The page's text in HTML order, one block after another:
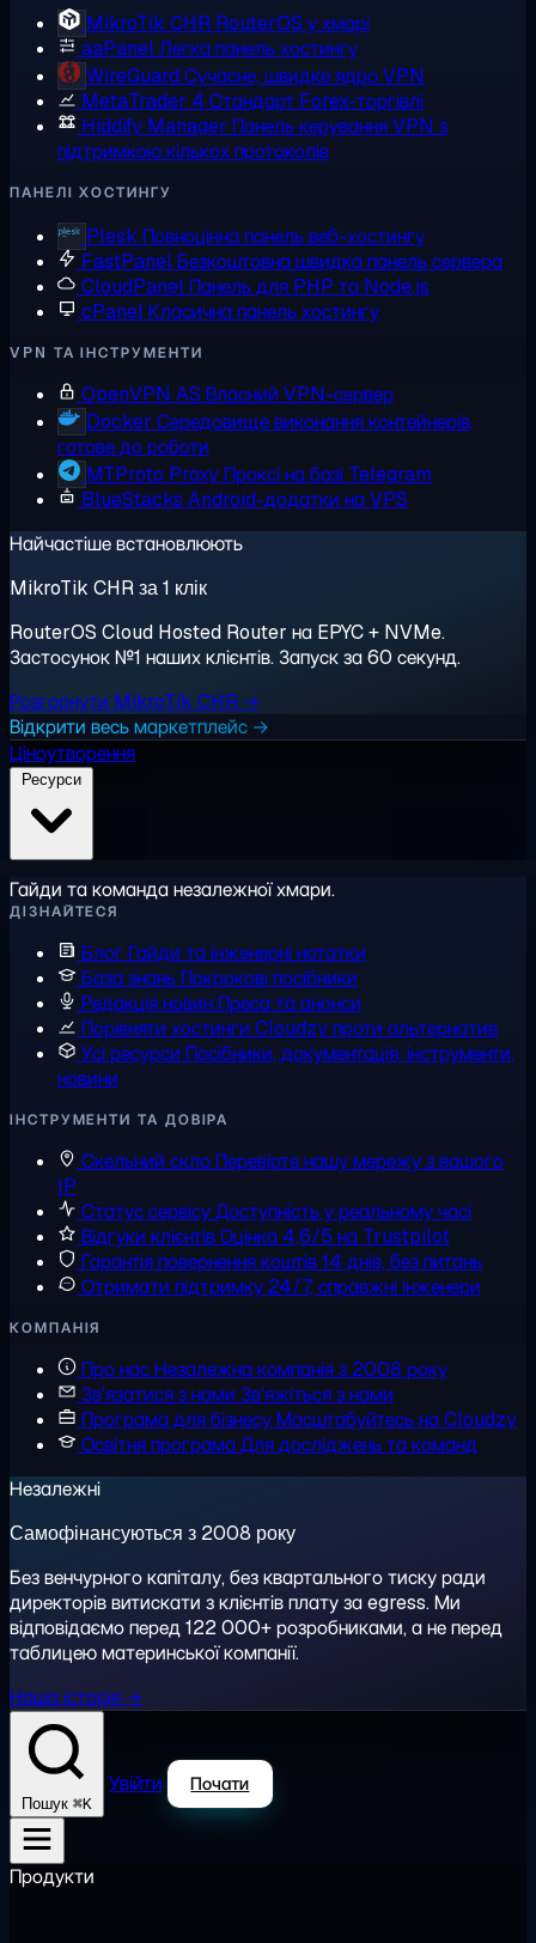
MikroTik CHR RouterOS у хмарі
aaPanelЛегка панель хостингу
WireGuard Сучасне, швидке ядро VPN
MetaTrader 4 Стандарт Forex-торгівлі
Hiddify Manager Панель керування VPN з
підтримкою кількох протоколів
ПАНЕЛІ ХОСТИНГУ
Plesk Повноцінна панель веб-хостингу
FastPanelБезкоштовна швидка панель сервера
CloudPanel Панель для PHP та Node.js
cPanelКласична панель хостингу
VPN ТА ІНСТРУМЕНТИ
OpenVPN AS Власний VPN-сервер
Docker Середовище виконання контейнерів,
готове до роботи
MTProto Proxy Проксі на базі Telegram
BlueStacks Android-додатки на VPS
Найчастіше встановлюють
MikroTik CHR за 1 клік
RouterOS Cloud Hosted Router на EPYC + NVMe.
Застосунок №1 наших клієнтів. Запуск за 60 секунд.
Розгорнути MikroTik CHR →
Відкрити весь маркетплейс →
Ціноутворення
Гайди та команда незалежної хмари.
ДІЗНАЙТЕСЯ
Блог Гайди та інженерні нотатки
База знань Покрокові посібники
Редакція новин Преса та анонси
Порівняти хостинги Cloudzy проти альтернатив
Усі ресурси Посібники, документація, інструменти,
новини
ІНСТРУМЕНТИ ТА ДОВІРА
Скельний скло Перевірте нашу мережу з вашого
IP
Статус сервісуДоступність у реальному часі
Відгуки клієнтівОцінка 4,6/5 на Trustpilot
Гарантія повернення коштів14 днів, без питань
Отримати підтримку 24/7, справжні інженери
КОМПАНІЯ
Про насНезалежна компанія з 2008 року
Зв'язатися з нами Зв'яжіться з нами
Програма для бізнесуМасштабуйтесь на Cloudzy
Освітня програмаДля досліджень та команд
Незалежні
Самофінансуються з 2008 року
Без венчурного капіталу, без квартального тиску ради
директорів витискати з клієнтів плату за egress. Ми
відповідаємо перед 122 000+ розробниками, а не перед
таблицею материнської компанії.
Наша історія →
Пошук ⌘K
Увійти Почати
Продукти